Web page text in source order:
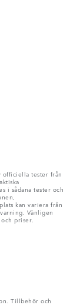
officiella tester från
i sådana tester och
kan variera från
Vänligen
priser.
Tillbehör och